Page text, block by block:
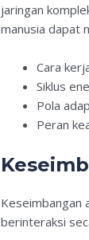
jaringan
manusia dapat
Cara
Siklus
Pola
Peran
Keseimbangan
berinteraksi